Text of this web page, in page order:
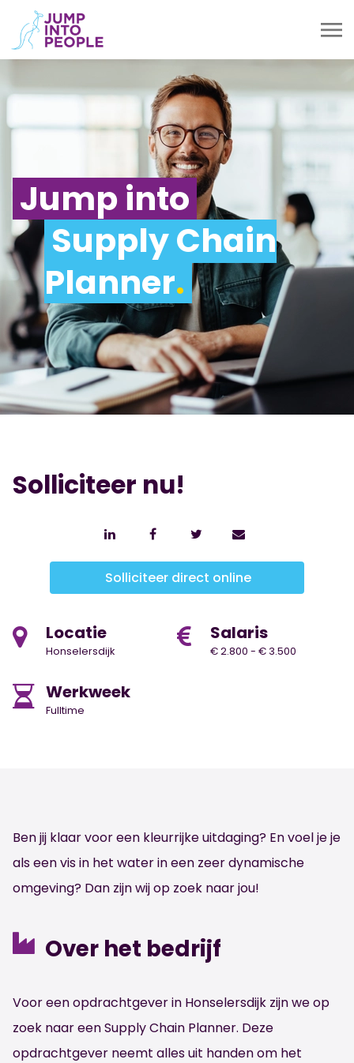
Jump into
Supply Chain
Planner.
Solliciteer nu!
Solliciteer direct online
Locatie
Honselersdijk
Salaris
€ 2.800 - € 3.500
Werkweek
Fulltime
Ben jij klaar voor een kleurrijke uitdaging? En voel je je
als een vis in het water in een zeer dynamische
omgeving? Dan zijn wij op zoek naar jou!
Over het bedrijf
Voor een opdrachtgever in Honselersdijk zijn we op
zoek naar een Supply Chain Planner. Deze
opdrachtgever neemt alles uit handen om het